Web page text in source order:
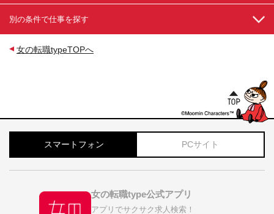
別の条件で仕事を探す
女の転職typeTOPへ
スマートフォン PCサイト
女の転職type公式アプリ
アプリでサクサク求人検索！